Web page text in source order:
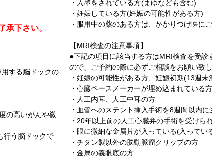
承下さい。
する脳ドックの
の高いがんや微
行う脳ドックで
・入墨をされている方(まゆなども含む)
・妊娠している方(妊娠の可能性がある方)
・服用中の薬のある方は、かかりつけ医に
【MRI検査の注意事項】
●下記の項目に該当する方はMRI検査を受
ので、ご予約の際に必ずご相談をお願い致
・妊娠の可能性がある方、妊娠初期(13週未
・心臓ペースメーカーが埋め込まれている方
・人工内耳、人工中耳の方
・血管へのステント挿入手術を8週間以内
・20年以上前の人工心臓弁の手術を受けら
・眼に微細な金属片が入っている(入ってい
・チタン製以外の脳動脈瘤クリップの方
・金属の義眼底の方